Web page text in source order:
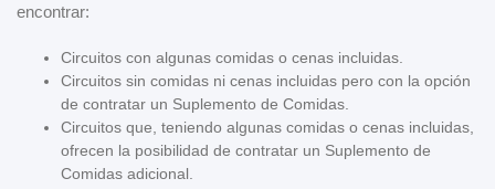
encontrar:
Circuitos con algunas comidas o cenas incluidas.
Circuitos sin comidas ni cenas incluidas pero con la opción
de contratar un Suplemento de Comidas.
Circuitos que, teniendo algunas comidas o cenas incluidas,
ofrecen la posibilidad de contratar un Suplemento de
Comidas adicional.